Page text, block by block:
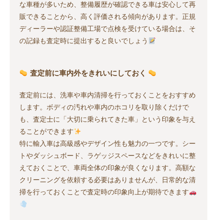
な車種が多いため、整備履歴が確認できる車は安心して再
販できることから、高く評価される傾向があります。正規
ディーラーや認証整備工場で点検を受けている場合は、そ
の記録も査定時に提出すると良いでしょう
査定前に車内外をきれいにしておく
査定前には、洗車や車内清掃を行っておくことをおすすめ
します。ボディの汚れや車内のホコリを取り除くだけで
も、査定士に「大切に乗られてきた車」という印象を与え
ることができます
特に輸入車は高級感やデザイン性も魅力の一つです。シー
トやダッシュボード、ラゲッジスペースなどをきれいに整
えておくことで、車両全体の印象が良くなります。高額な
クリーニングを依頼する必要はありませんが、日常的な清
掃を行っておくことで査定時の印象向上が期待できます